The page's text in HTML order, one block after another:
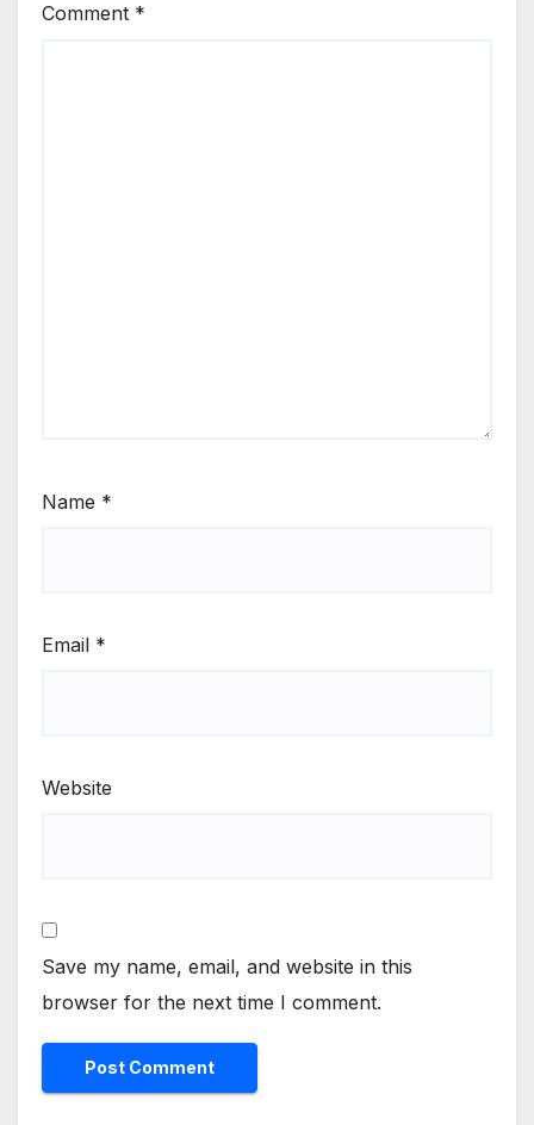
Comment *
Name *
Email *
Website
Save my name, email, and website in this
browser for the next time I comment.